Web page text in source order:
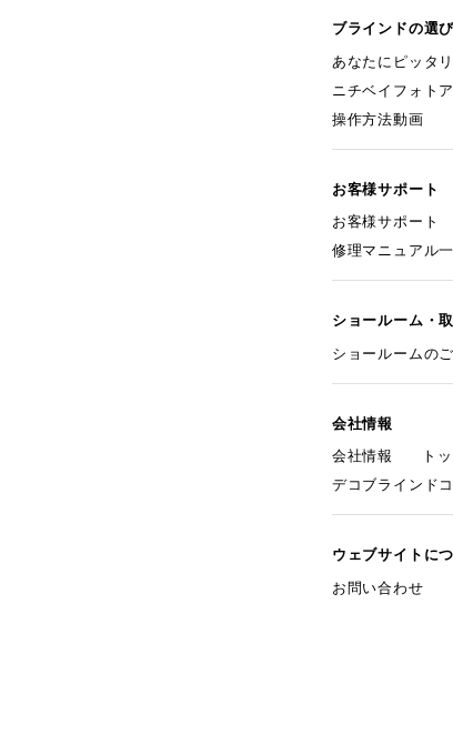
ブラインドの選
あなたにピッタ
ニチベイフォト
操作方法動画
お客様サポート
お客様サポート
修理マニュアル
ショールーム・
ショールームの
会社情報
会社情報
ト
デコブラインド
ウェブサイトに
お問い合わせ